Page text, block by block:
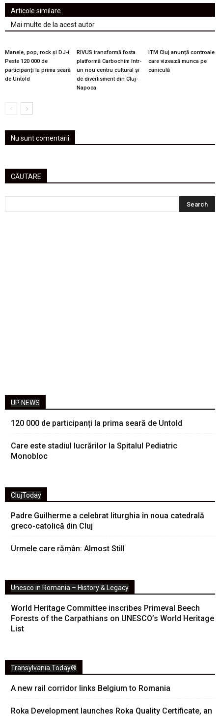
Articole similare
Mai multe de la acest autor
Manele, pop, rock și DJ-i:
Peste 120 000 de
participanți la prima seară
de Untold
RIVUS transformă fosta
platformă Carbochim într-
un nou centru cultural și
de divertisment din Cluj-
Napoca
ITM Cluj anunță controale
care vizează munca pe
caniculă
Nu sunt comentarii
CĂUTARE
UP NEWS
120 000 de participanți la prima seară de Untold
Care este stadiul lucrărilor la Spitalul Pediatric
Monobloc
ClujToday
Padre Guilherme a celebrat liturghia în noua catedrală
greco-catolică din Cluj
Urmele care rămân: Almost Still
Unesco in Romania – History & Legacy
World Heritage Committee inscribes Primeval Beech
Forests of the Carpathians on UNESCO’s World Heritage
List
Transylvania Today®
A new rail corridor links Belgium to Romania
Roka Development launches Roka Quality Certificate, an